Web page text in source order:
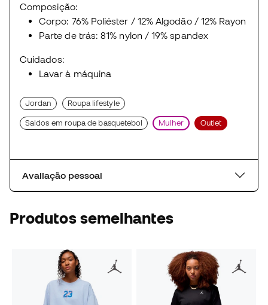
Composição:
Corpo: 76% Poliéster / 12% Algodão / 12% Rayon
Parte de trás: 81% nylon / 19% spandex
Cuidados:
Lavar à máquina
Jordan Roupa lifestyle
Saldos em roupa de basquetebol Mulher Outlet
Avaliação pessoal
Produtos semelhantes